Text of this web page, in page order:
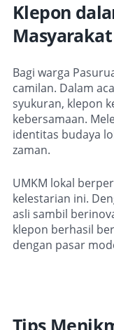
Klepon
Bagi warga
camilan. Dalam
syukuran, klepon
kebersamaan.
identitas budaya
zaman.
UMKM lokal
kelestarian ini.
asli sambil
klepon berhasil
dengan pasar